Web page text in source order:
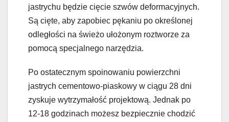
jastrychu będzie cięcie szwów deformacyjnych.
Są cięte, aby zapobiec pękaniu po określonej
odległości na świeżo ułożonym roztworze za
pomocą specjalnego narzędzia.
Po ostatecznym spoinowaniu powierzchni
jastrych cementowo-piaskowy w ciągu 28 dni
zyskuje wytrzymałość projektową. Jednak po
12-18 godzinach możesz bezpiecznie chodzić